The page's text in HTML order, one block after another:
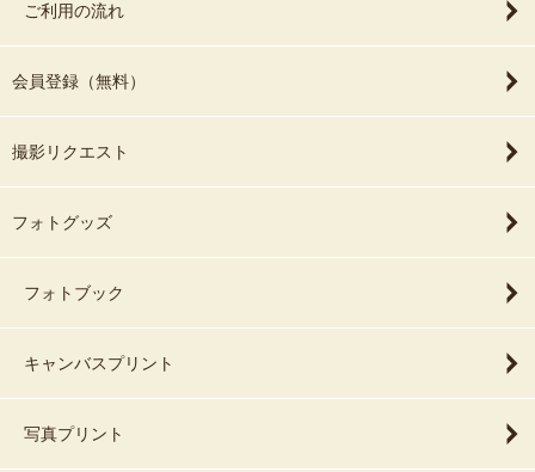
ご利用の流れ
会員登録（無料）
撮影リクエスト
フォトグッズ
フォトブック
キャンバスプリント
写真プリント